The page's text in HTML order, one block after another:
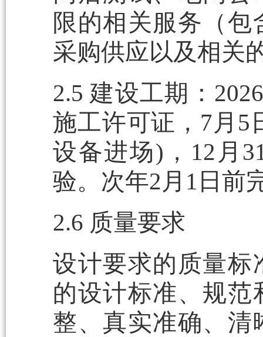
限的相关服务（
采购供应以及相关
2.5 建设工期：
施工许可证，7月5
设备进场)，12月
验。次年2月1日前
2.6 质量要求
设计要求的质量标
的设计标准、规
整、真实准确、清